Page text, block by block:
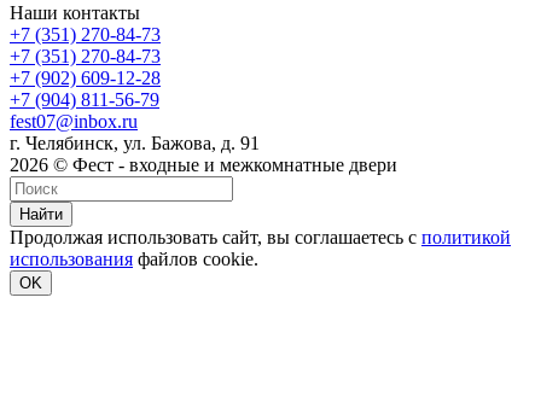
Наши контакты
+7 (351) 270-84-73
+7 (351) 270-84-73
+7 (902) 609-12-28
+7 (904) 811-56-79
fest07@inbox.ru
г. Челябинск, ул. Бажова, д. 91
2026 © Фест - входные и межкомнатные двери
Найти
Продолжая использовать сайт, вы соглашаетесь с политикой
использования файлов cookie.
OK